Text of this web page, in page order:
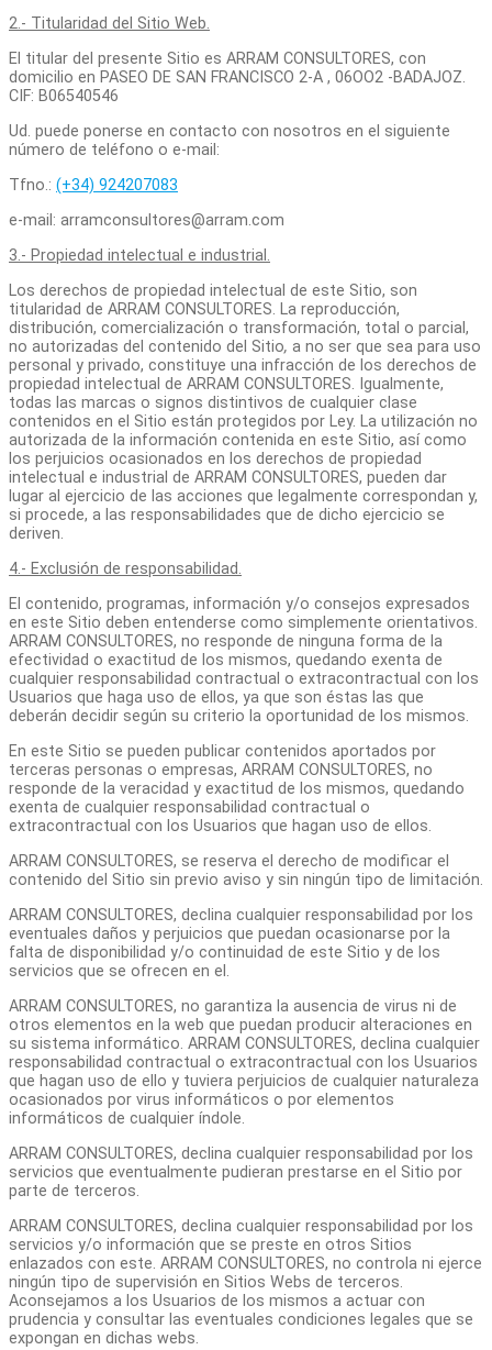
2.- Titularidad del Sitio Web.
El titular del presente Sitio es ARRAM CONSULTORES, con
domicilio en PASEO DE SAN FRANCISCO 2-A , 06OO2 -BADAJOZ.
CIF: B06540546
Ud. puede ponerse en contacto con nosotros en el siguiente
número de teléfono o e-mail:
Tfno.: (+34) 924207083
e-mail: arramconsultores@arram.com
3.- Propiedad intelectual e industrial.
Los derechos de propiedad intelectual de este Sitio, son
titularidad de ARRAM CONSULTORES. La reproducción,
distribución, comercialización o transformación, total o parcial,
no autorizadas del contenido del Sitio, a no ser que sea para uso
personal y privado, constituye una infracción de los derechos de
propiedad intelectual de ARRAM CONSULTORES. Igualmente,
todas las marcas o signos distintivos de cualquier clase
contenidos en el Sitio están protegidos por Ley. La utilización no
autorizada de la información contenida en este Sitio, así como
los perjuicios ocasionados en los derechos de propiedad
intelectual e industrial de ARRAM CONSULTORES, pueden dar
lugar al ejercicio de las acciones que legalmente correspondan y,
si procede, a las responsabilidades que de dicho ejercicio se
deriven.
4.- Exclusión de responsabilidad.
El contenido, programas, información y/o consejos expresados
en este Sitio deben entenderse como simplemente orientativos.
ARRAM CONSULTORES, no responde de ninguna forma de la
efectividad o exactitud de los mismos, quedando exenta de
cualquier responsabilidad contractual o extracontractual con los
Usuarios que haga uso de ellos, ya que son éstas las que
deberán decidir según su criterio la oportunidad de los mismos.
En este Sitio se pueden publicar contenidos aportados por
terceras personas o empresas, ARRAM CONSULTORES, no
responde de la veracidad y exactitud de los mismos, quedando
exenta de cualquier responsabilidad contractual o
extracontractual con los Usuarios que hagan uso de ellos.
ARRAM CONSULTORES, se reserva el derecho de modificar el
contenido del Sitio sin previo aviso y sin ningún tipo de limitación.
ARRAM CONSULTORES, declina cualquier responsabilidad por los
eventuales daños y perjuicios que puedan ocasionarse por la
falta de disponibilidad y/o continuidad de este Sitio y de los
servicios que se ofrecen en el.
ARRAM CONSULTORES, no garantiza la ausencia de virus ni de
otros elementos en la web que puedan producir alteraciones en
su sistema informático. ARRAM CONSULTORES, declina cualquier
responsabilidad contractual o extracontractual con los Usuarios
que hagan uso de ello y tuviera perjuicios de cualquier naturaleza
ocasionados por virus informáticos o por elementos
informáticos de cualquier índole.
ARRAM CONSULTORES, declina cualquier responsabilidad por los
servicios que eventualmente pudieran prestarse en el Sitio por
parte de terceros.
ARRAM CONSULTORES, declina cualquier responsabilidad por los
servicios y/o información que se preste en otros Sitios
enlazados con este. ARRAM CONSULTORES, no controla ni ejerce
ningún tipo de supervisión en Sitios Webs de terceros.
Aconsejamos a los Usuarios de los mismos a actuar con
prudencia y consultar las eventuales condiciones legales que se
expongan en dichas webs.